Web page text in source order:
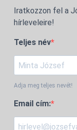
Iratkozzon fel a
hírleveleire!
Teljes név
Adja meg teljes nevét!
Email cím: